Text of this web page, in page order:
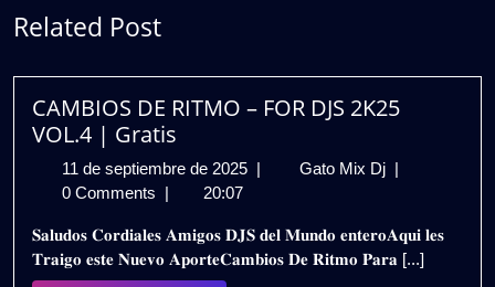
Related Post
CAMBIOS DE RITMO – FOR DJS 2K25
VOL.4 | Gratis
11 de septiembre de 2025 11
de
2025
| Gato Mix Dj CAMBIOS
–
FOR
|
0 Comments | 20:07
𝐒𝐚𝐥𝐮𝐝𝐨𝐬 𝐂𝐨𝐫𝐝𝐢𝐚𝐥𝐞𝐬 𝐀𝐦𝐢𝐠𝐨𝐬 𝐃𝐉𝐒 𝐝𝐞𝐥 𝐌𝐮𝐧𝐝𝐨 𝐞𝐧𝐭𝐞𝐫𝐨𝐀𝐪𝐮𝐢 𝐥𝐞𝐬
𝐓𝐫𝐚𝐢𝐠𝐨 𝐞𝐬𝐭𝐞 𝐍𝐮𝐞𝐯𝐨 𝐀𝐩𝐨𝐫𝐭𝐞𝐂𝐚𝐦𝐛𝐢𝐨𝐬 𝐃𝐞 𝐑𝐢𝐭𝐦𝐨 𝐏𝐚𝐫𝐚 [...]